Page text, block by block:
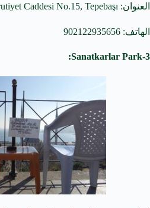
العنوان: The Marmara Pera, Meşrutiyet Caddesi No.15, Tepebaşı
الهاتف: 902122935656
3-Sanatkarlar Park: